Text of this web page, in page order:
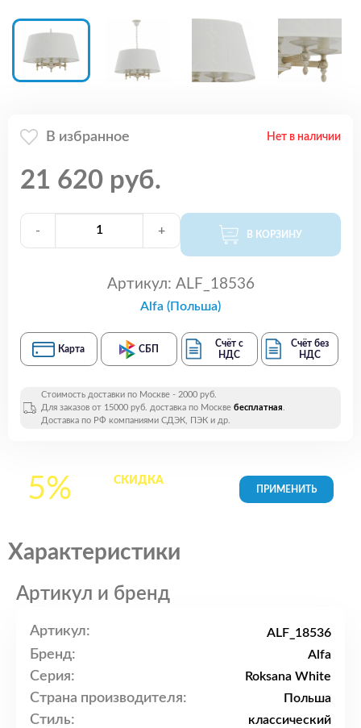
В избранное Нет в наличии
21 620 руб.
- + В КОРЗИНУ
Артикул: ALF_18536
Alfa (Польша)
Карта СБП
Счёт с
НДС
Счёт без
НДС
Стоимость доставки по Москве - 2000 руб.
Для заказов от 15000 руб. доставка по Москве бесплатная.
Доставка по РФ компаниями СДЭК, ПЭК и др.
5% СКИДКАна все
Характеристики
Артикул и бренд
Артикул: ALF_18536
Бренд: Alfa
Серия: Roksana White
Страна производителя: Польша
Стиль: классический